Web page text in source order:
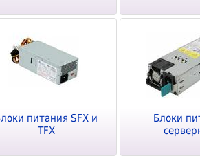
питания SFX и
TFX
Блоки